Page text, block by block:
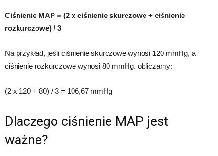
Ciśnienie MAP = (2 x ciśnienie skurczowe + ciśnienie
rozkurczowe) / 3
Na przykład, jeśli ciśnienie skurczowe wynosi 120 mmHg, a
ciśnienie rozkurczowe wynosi 80 mmHg, obliczamy:
(2 x 120 + 80) / 3 = 106,67 mmHg
Dlaczego ciśnienie MAP jest
ważne?